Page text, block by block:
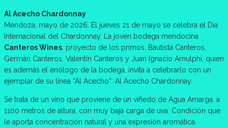
Al Acecho Chardonnay
Mendoza, mayo de 2026. El jueves 21 de mayo se celebra el Día
Internacional del Chardonnay. La joven bodega mendocina
Canteros Wines , proyecto de los primos, Bautista Canteros,
Germán Canteros, Valentín Canteros y Juan Ignacio Arnulphi, quien
es además el enólogo de la bodega, invita a celebrarlo con un
ejemplar de su línea “Al Acecho”: Al Acecho Chardonnay.
Se trata de un vino que proviene de un viñedo de Agua Amarga, a
1100 metros de altura, con muy baja carga de uva. Condición que
le aporta concentración natural y una expresión aromática